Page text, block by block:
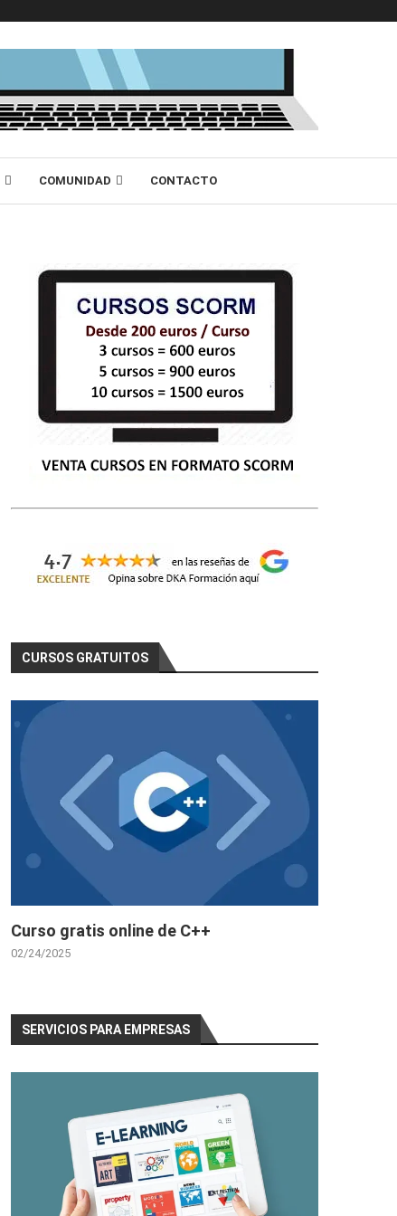
COMUNIDAD CONTACTO
CURSOS GRATUITOS
Curso gratis online de C++
02/24/2025
SERVICIOS PARA EMPRESAS